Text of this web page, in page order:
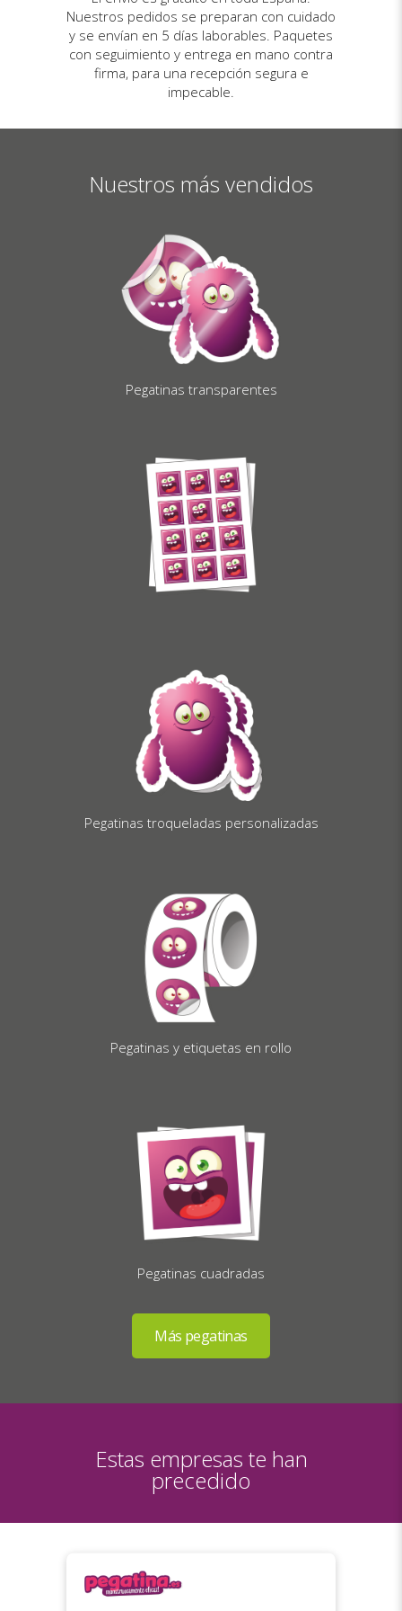
Nuestros pedidos se preparan con cuidado
y se envían en 5 días laborables. Paquetes
con seguimiento y entrega en mano contra
firma, para una recepción segura e
impecable.
Nuestros más vendidos
Pegatinas transparentes
Pegatinas troqueladas personalizadas
Pegatinas y etiquetas en rollo
Pegatinas cuadradas
Estas empresas te han
precedido